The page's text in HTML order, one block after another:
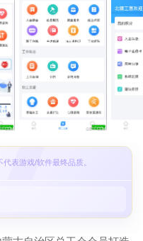
表游戏/软件最终品质。